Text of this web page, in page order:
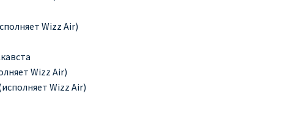
Wizz Air)
Wizz Air)
Wizz Air)